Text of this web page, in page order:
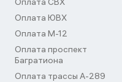
Оплата ЮВХ
Оплата М-12
Оплата проспект
Багратиона
Оплата трассы А-289